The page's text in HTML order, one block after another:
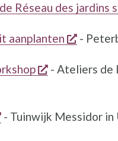
Réseau des jardins
aanplanten opent
-
opent een
- Ateliers de
opent een nieuw
- Tuinwijk Messidor in